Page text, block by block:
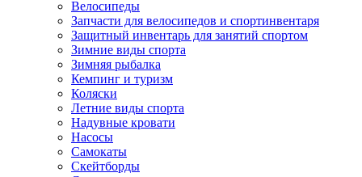
Велосипеды
Запчасти для велосипедов и спортинвентаря
Защитный инвентарь для занятий спортом
Зимние виды спорта
Зимняя рыбалка
Кемпинг и туризм
Коляски
Летние виды спорта
Надувные кровати
Насосы
Самокаты
Скейтборды